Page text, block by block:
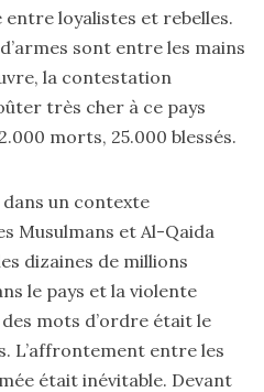
loyalistes et rebelles.
sont entre les mains
la contestation
très cher à ce pays
morts, 25.000 blessés.
un contexte
Musulmans et Al-Qaida
dizaines de millions
le pays et la violente
mots d’ordre était le
L’affrontement entre les
était inévitable. Devant